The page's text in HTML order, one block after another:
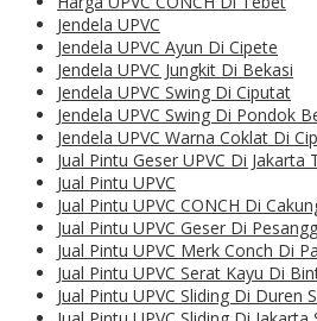
Jendela UPVC
Jendela UPVC Ayun Di Cipete
Jendela UPVC Jungkit Di Bekasi
Jendela UPVC Swing Di Ciputat
Jendela UPVC Swing Di Pondok
Jendela UPVC Warna Coklat Di
Jual Pintu Geser UPVC Di Jakarta
Jual Pintu UPVC
Jual Pintu UPVC CONCH Di
Jual Pintu UPVC Geser Di
Jual Pintu UPVC Merk Conch Di
Jual Pintu UPVC Serat Kayu Di
Jual Pintu UPVC Sliding Di Duren